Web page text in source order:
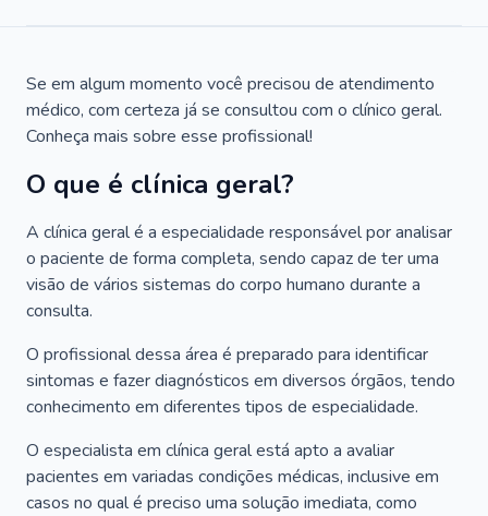
Se em algum momento você precisou de atendimento
médico, com certeza já se consultou com o clínico geral.
Conheça mais sobre esse profissional!
O que é clínica geral?
A clínica geral é a especialidade responsável por analisar
o paciente de forma completa, sendo capaz de ter uma
visão de vários sistemas do corpo humano durante a
consulta.
O profissional dessa área é preparado para identificar
sintomas e fazer diagnósticos em diversos órgãos, tendo
conhecimento em diferentes tipos de especialidade.
O especialista em clínica geral está apto a avaliar
pacientes em variadas condições médicas, inclusive em
casos no qual é preciso uma solução imediata, como